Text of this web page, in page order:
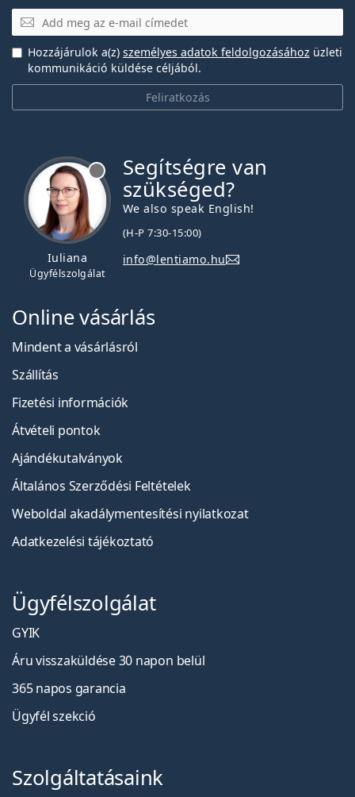
E-mail
Feliratkozás
Hozzájárulok a(z) személyes adatok feldolgozásához üzleti
kommunikáció küldése céljából.
Iuliana
Ügyfélszolgálat
Segítségre van
szükséged?
We also speak English!
(H-P 7:30-15:00)
info@lentiamo.hu
Online vásárlás
Mindent a vásárlásról
Szállítás
Fizetési információk
Átvételi pontok
Ajándékutalványok
Általános Szerződési Feltételek
Weboldal akadálymentesítési nyilatkozat
Adatkezelési tájékoztató
Ügyfélszolgálat
GYIK
Áru visszaküldése 30 napon belül
365 napos garancia
Ügyfél szekció
Szolgáltatásaink